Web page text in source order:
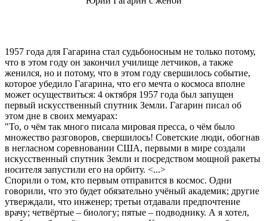
1957 года для Гагарина стал судьбоносным не только потому,
что в этом году он закончил училище летчиков, а также
женился, но и потому, что в этом году свершилось событие,
которое убедило Гагарина, что его мечта о космоса вполне
может осуществиться: 4 октября 1957 года был запущен
первый искусственный спутник Земли. Гагарин писал об
этом дне в своих мемуарах:
"То, о чём так много писала мировая пресса, о чём было
множество разговоров, свершилось! Советские люди, обогнав
в негласном соревновании США, первыми в мире создали
искусственный спутник Земли и посредством мощной ракеты
носителя запустили его на орбиту. <...>
Спорили о том, кто первым отправится в космос. Одни
говорили, что это будет обязательно учёный академик; другие
утверждали, что инженер; третьи отдавали предпочтение
врачу; четвёртые – биологу; пятые – подводнику. А я хотел,